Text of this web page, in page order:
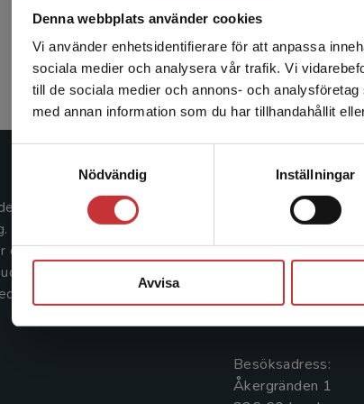
Denna webbplats använder cookies
Vi använder enhetsidentifierare för att anpassa
sociala medier och analysera vår trafik. Vi
till de sociala medier och annons- och
med annan information som du har tillhandahållit
Nödvändig
Inställningar
Avvisa
Det verkar som att
enhet utanför
Sverige. För att
leveransadressen
1963 och är idag Sveriges
Med läromedel, kurslitteratur,
och digitala
längs hela kunskapsresan.
Kontakta oss
Kontakta oss
046-31 20 00
Box 141
221 00 Lund
Besöksadress:
Åkergränden 1